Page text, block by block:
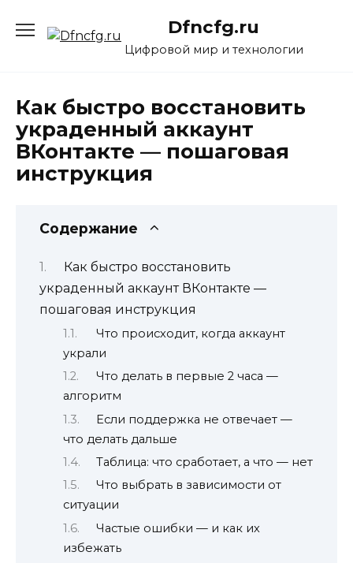
содержанию
Dfncfg.ru
Цифровой мир и технологии
Как быстро восстановить
украденный аккаунт
ВКонтакте — пошаговая
инструкция
Содержание
Как быстро восстановить
украденный аккаунт ВКонтакте —
пошаговая инструкция
Что происходит, когда аккаунт
украли
Что делать в первые 2 часа —
алгоритм
Если поддержка не отвечает —
что делать дальше
Таблица: что сработает, а что — нет
Что выбрать в зависимости от
ситуации
Частые ошибки — и как их
избежать